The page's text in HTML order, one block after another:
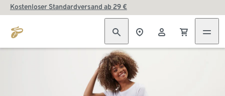
Kostenloser Standardversand ab 29 €